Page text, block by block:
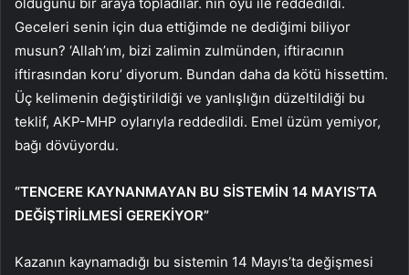
Geceleri senin için dua ettiğimde ne dediğimi biliyor
musun? ‘Allah’ım, bizi zalimin zulmünden, iftiracının
iftirasından koru’ diyorum. Bundan daha da kötü hissettim.
Üç kelimenin değiştirildiği ve yanlışlığın düzeltildiği bu
teklif, AKP-MHP oylarıyla reddedildi. Emel üzüm yemiyor,
bağı dövüyordu.
“TENCERE KAYNANMAYAN BU SİSTEMİN 14 MAYIS’TA
DEĞİŞTİRİLMESİ GEREKİYOR”
Kazanın kaynamadığı bu sistemin 14 Mayıs’ta değişmesi